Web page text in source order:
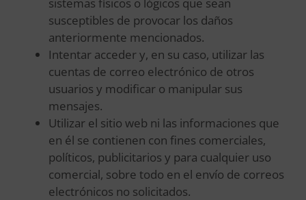
susceptibles de provocar los daños
anteriormente mencionados.
Intentar acceder y, en su caso, utilizar las
cuentas de correo electrónico de otros
usuarios y modificar o manipular sus
mensajes.
Utilizar el sitio web ni las informaciones que
en él se contienen con fines comerciales,
políticos, publicitarios y para cualquier uso
comercial, sobre todo en el envío de correos
electrónicos no solicitados.